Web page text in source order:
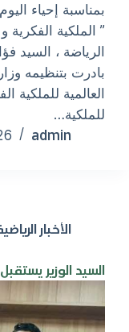
بمناسبة إحياء
” الملكية الفكرية
الرياضة ، السيد
بادرت بتنظيمه
العالمية للملكية
للملكية…
admin
الأخبار
السيد الوزير